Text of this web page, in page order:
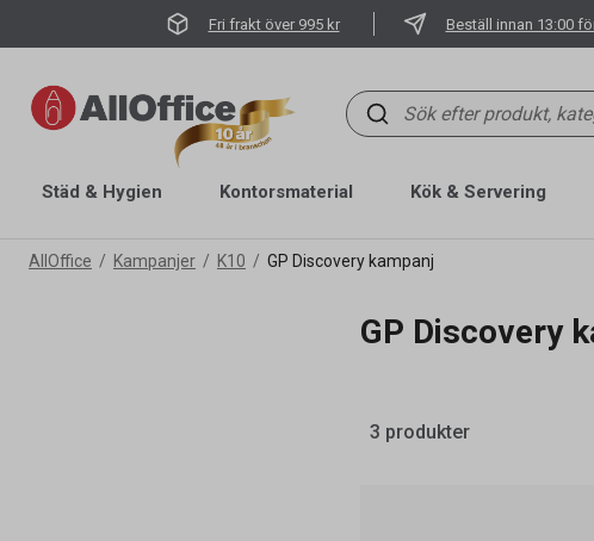
Fri frakt över 995 kr Beställ innan 13:00
Städ & Hygien Kontorsmaterial Kök & Servering
AllOffice Kampanjer K10 GP Discovery kampanj
GP Discovery
3 produkter